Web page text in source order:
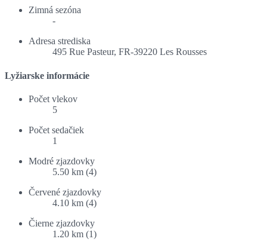
Zimná sezóna
-
Adresa strediska
495 Rue Pasteur, FR-39220 Les Rousses
Lyžiarske informácie
Počet vlekov
5
Počet sedačiek
1
Modré zjazdovky
5.50 km (4)
Červené zjazdovky
4.10 km (4)
Čierne zjazdovky
1.20 km (1)